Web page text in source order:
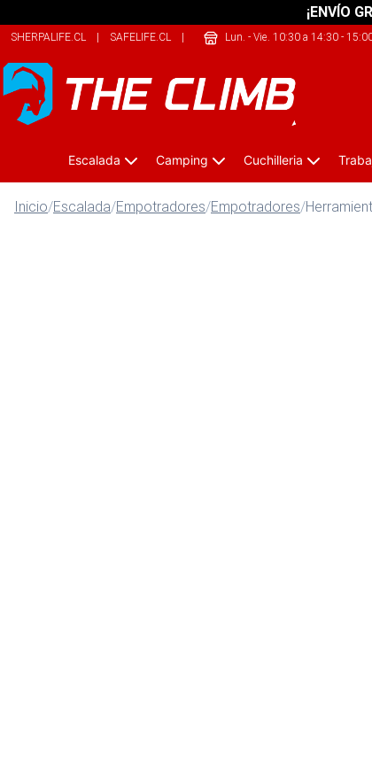
¡ENVÍO
SHERPALIFE.CL | SAFELIFE.CL | ONEKAYAK.CL
Lun. - Vie. 10:30 a 14:30 -
Escalada Camping Cuchilleria
Inicio/Escalada/Empotradores/Empotradores/